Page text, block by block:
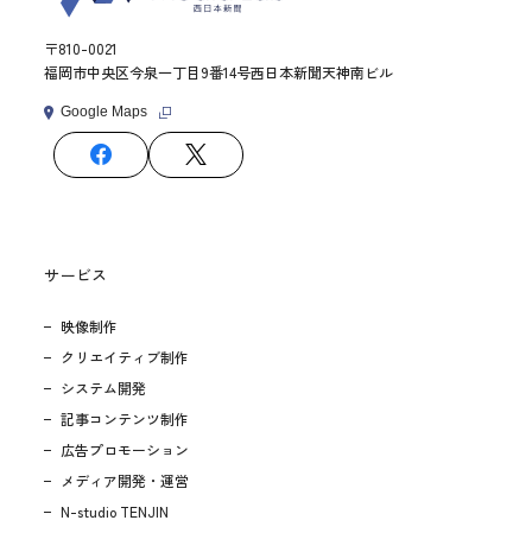
〒810-0021
福岡市中央区今泉一丁目9番14号西日本新聞天神南ビル
Google Maps
サービス
映像制作
クリエイティブ制作
システム開発
記事コンテンツ制作
広告プロモーション
メディア開発・運営
N-studio TENJIN